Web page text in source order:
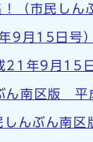
（市民し
9月15日号）
21年9月15日
ん南区版
しんぶん南